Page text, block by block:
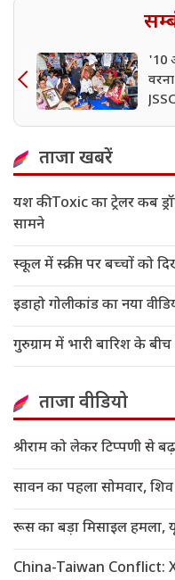
'10
ताजा खबरें
यश की Toxic का ट्रेलर कब
सामने
स्कूल में स्क्रीन पर बच्चों को
इडाहो गोलीकांड का नया
गुरुग्राम में भारी बारिश के
ताजा वीडियो
श्रीराम को लेकर टिप्पणी से
सावन का पहला सोमवार,
रूस का बड़ा मिसाइल हमला,
China-Taiwan Conflict: